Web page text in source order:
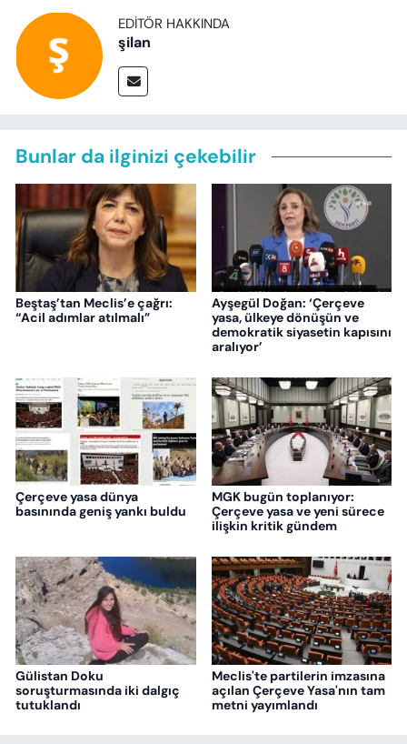
EDITÖR HAKKINDA
şilan
Bunlar da ilginizi çekebilir
Beştaş’tan Meclis’e çağrı:
“Acil adımlar atılmalı”
Ayşegül Doğan: ‘Çerçeve
yasa, ülkeye dönüşün ve
demokratik siyasetin kapısını
aralıyor’
Çerçeve yasa dünya
basınında geniş yankı buldu
MGK bugün toplanıyor:
Çerçeve yasa ve yeni sürece
ilişkin kritik gündem
Gülistan Doku
soruşturmasında iki dalgıç
tutuklandı
Meclis'te partilerin imzasına
açılan Çerçeve Yasa'nın tam
metni yayımlandı